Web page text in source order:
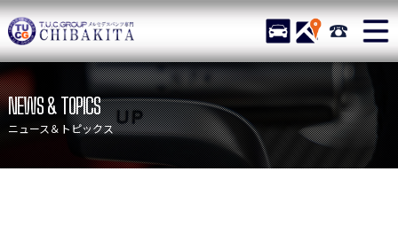
TUCグループ メルセデスベ
STOCK ACCESS 043-
ニュース
在庫リスト
目玉車両一覧
保証＆サービス
アクセスマップ
NEWS & TOPICS
ニュース＆トピックス